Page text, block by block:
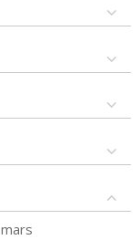
mars